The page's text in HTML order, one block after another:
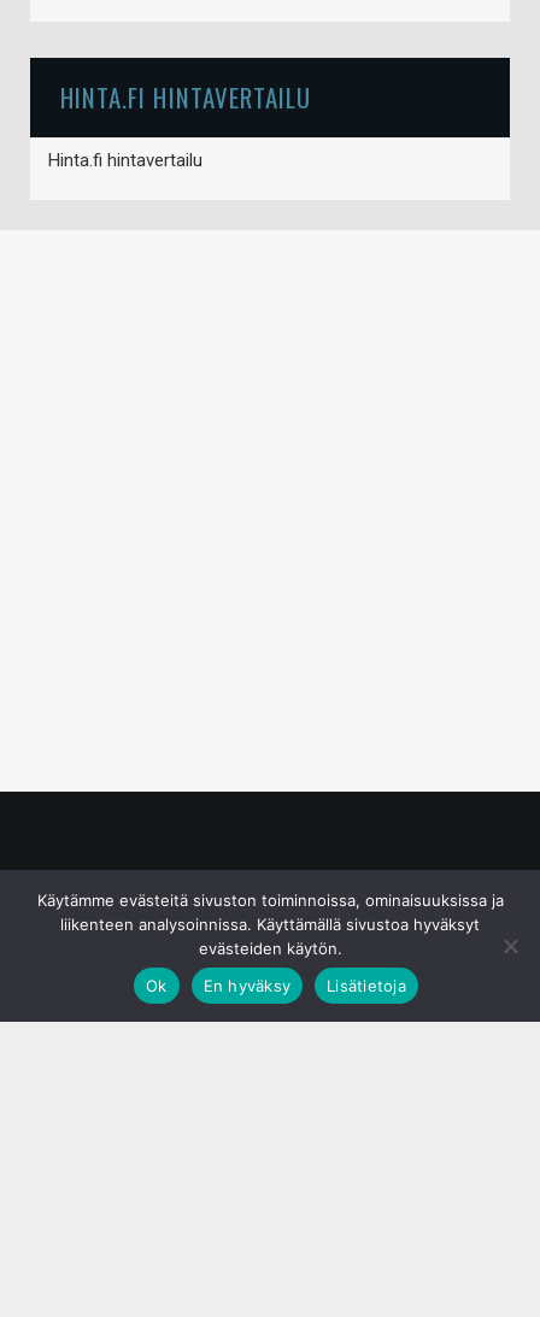
HINTA.FI HINTAVERTAILU
Hinta.fi hintavertailu
Käytämme evästeitä sivuston toiminnoissa, ominaisuuksissa ja
liikenteen analysoinnissa. Käyttämällä sivustoa hyväksyt
evästeiden käytön.
Ok
En hyväksy Lisätietoja